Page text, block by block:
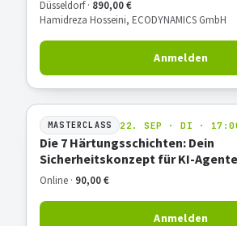
Düsseldorf · 890,00 €
Hamidreza Hosseini, ECODYNAMICS GmbH
Anmelden
MASTERCLASS 22. SEP · DI ·
Die 7 Härtungsschichten: Dein
Sicherheitskonzept für KI-
Online · 90,00 €
Anmelden